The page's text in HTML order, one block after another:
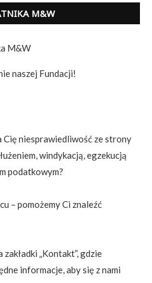
M&W
naszej Fundacji!
Cię niesprawiedliwość ze strony
windykacją, egzekucją
podatkowym?
– pomożemy Ci znaleźć
„Kontakt”, gdzie
informacje, aby się z nami